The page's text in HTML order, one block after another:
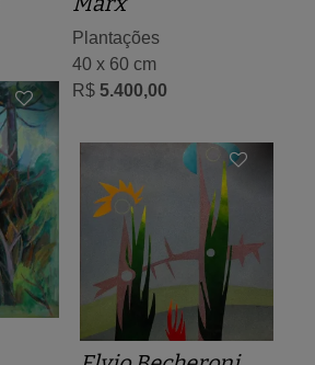
Plantações
40 x 60 cm
R$ 5.400,00